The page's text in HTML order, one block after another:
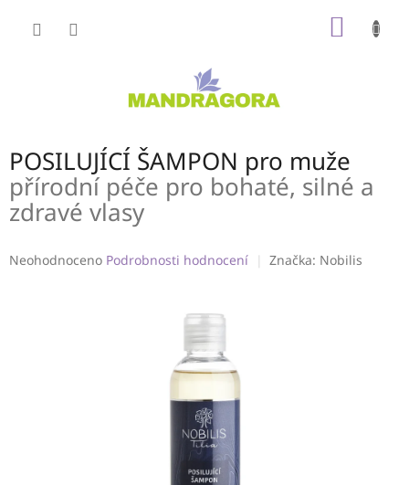
POSILUJÍCÍ ŠAMPON pro muže
přírodní péče pro bohaté, silné a
zdravé vlasy
Průměrné
Neohodnoceno Podrobnosti hodnocení Značka: Nobilis